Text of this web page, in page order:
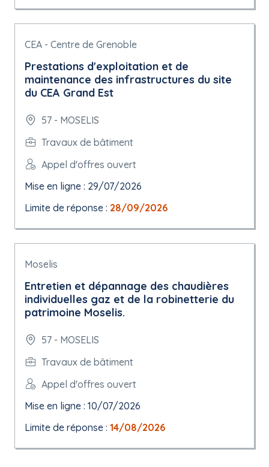
CEA - Centre de Grenoble
Prestations d'exploitation et de
maintenance des infrastructures du site
du CEA Grand Est
57 - MOSELIS
Travaux de bâtiment
Appel d'offres ouvert
Mise en ligne : 29/07/2026
Limite de réponse : 28/09/2026
Moselis
Entretien et dépannage des chaudières
individuelles gaz et de la robinetterie du
patrimoine Moselis.
57 - MOSELIS
Travaux de bâtiment
Appel d'offres ouvert
Mise en ligne : 10/07/2026
Limite de réponse : 14/08/2026